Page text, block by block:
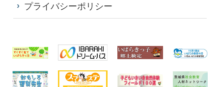
プライバシーポリシー